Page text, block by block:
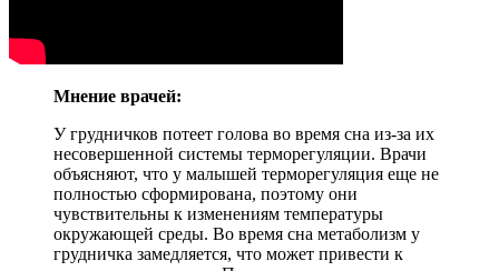
Мнение врачей:
У грудничков потеет голова во время сна из-за их
несовершенной системы терморегуляции. Врачи
объясняют, что у малышей терморегуляция еще не
полностью сформирована, поэтому они
чувствительны к изменениям температуры
окружающей среды. Во время сна метаболизм у
грудничка замедляется, что может привести к